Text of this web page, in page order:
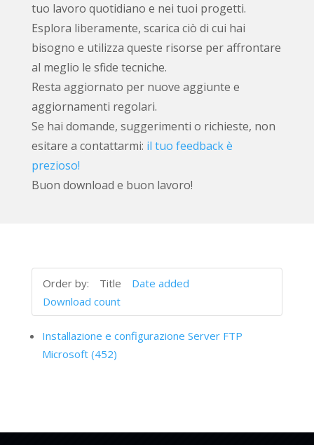
tuo lavoro quotidiano e nei tuoi progetti.
Esplora liberamente, scarica ciò di cui hai
bisogno e utilizza queste risorse per affrontare
al meglio le sfide tecniche.
Resta aggiornato per nuove aggiunte e
aggiornamenti regolari.
Se hai domande, suggerimenti o richieste, non
esitare a contattarmi: il tuo feedback è
prezioso!
Buon download e buon lavoro!
Order by: Title
Date added
Download count
Installazione e configurazione Server FTP
Microsoft (452)